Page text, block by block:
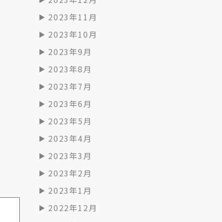
2023年11月
2023年10月
2023年9月
2023年8月
2023年7月
2023年6月
2023年5月
2023年4月
2023年3月
2023年2月
2023年1月
2022年12月